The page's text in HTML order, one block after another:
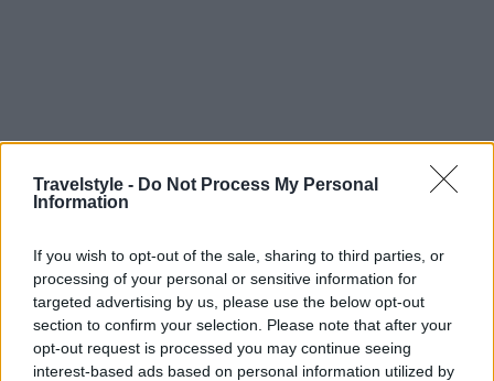
Travelstyle - Do Not Process My Personal
Information
If you wish to opt-out of the sale, sharing to third parties, or
processing of your personal or sensitive information for
targeted advertising by us, please use the below opt-out
section to confirm your selection. Please note that after your
opt-out request is processed you may continue seeing
interest-based ads based on personal information utilized by
Τρία στέκια στο Ρέθυμνο που ορίζουν τη διασκέδαση στο νησί!
6 Αυγούστου 2019, 12:10
Γνωρίζετε τα στέκια στο Ρέθυμνο; Το Ρέθυμνο, στο χάρτη βρίσκεται ανάμεσα
στα Χανιά και...